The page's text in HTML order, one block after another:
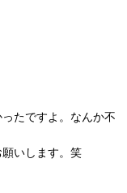
たですよ。なんか不
いします。笑